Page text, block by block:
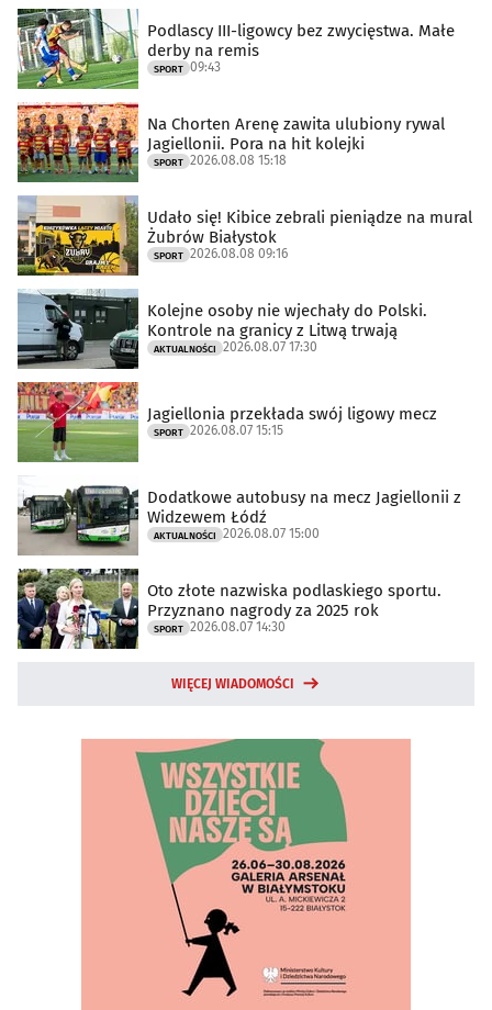
Podlascy III-ligowcy bez zwycięstwa. Małe
derby na remis
SPORT 09:43
Na Chorten Arenę zawita ulubiony rywal
Jagiellonii. Pora na hit kolejki
SPORT 2026.08.08 15:18
Udało się! Kibice zebrali pieniądze na mural
Żubrów Białystok
SPORT 2026.08.08 09:16
Kolejne osoby nie wjechały do Polski.
Kontrole na granicy z Litwą trwają
AKTUALNOŚCI 2026.08.07 17:30
Jagiellonia przekłada swój ligowy mecz
SPORT 2026.08.07 15:15
Dodatkowe autobusy na mecz Jagiellonii z
Widzewem Łódź
AKTUALNOŚCI 2026.08.07 15:00
Oto złote nazwiska podlaskiego sportu.
Przyznano nagrody za 2025 rok
SPORT 2026.08.07 14:30
WIĘCEJ WIADOMOŚCI